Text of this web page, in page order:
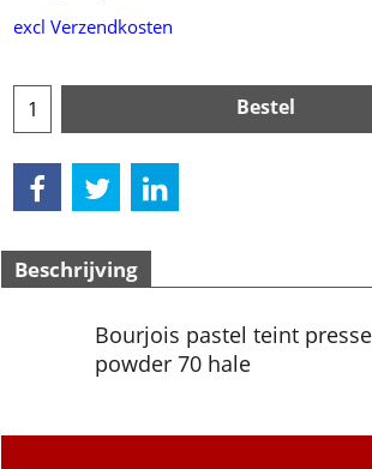
€10.99
Bestel
Bourjois pastel teint pressed